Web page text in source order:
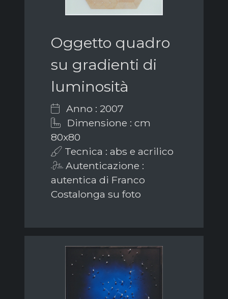
Oggetto quadro
su gradienti di
luminosità
Anno : 2007
Dimensione : cm
80x80
Tecnica : abs e acrilico
Autenticazione :
autentica di Franco
Costalonga su foto